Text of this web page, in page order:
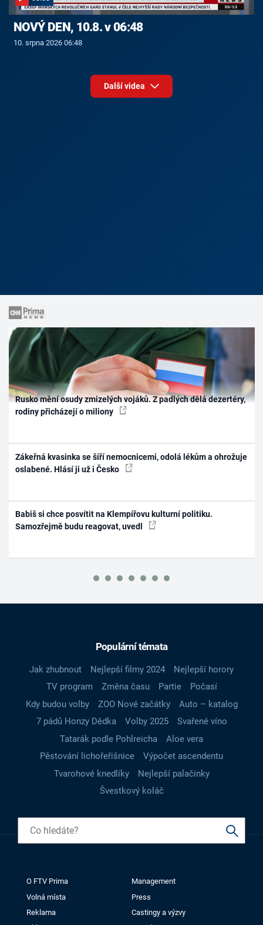
NOVÝ DEN, 10.8. v 06:48
10. srpna 2026 06:48
Další videa
Rusko mění osudy zmizelých vojáků. Z padlých dělá dezertéry,
rodiny přicházejí o miliony
Zákeřná kvasinka se šíří nemocnicemi, odolá lékům a ohrožuje
oslabené. Hlásí ji už i Česko
Babiš si chce posvítit na Klempířovu kulturní politiku.
Samozřejmě budu reagovat, uvedl
Populární témata
Jak zhubnout Nejlepší filmy 2024
Nejlepší horory
TV program
Změna času Partie
Počasí
Kdy budou volby
ZOO Nové začátky
Auto – katalog
7 pádů Honzy Dědka
Volby 2025
Svařené víno
Tatarák podle Pohlreicha
Aloe vera
Pěstování lichořeřišnice
Výpočet ascendentu
Tvarohové knedlíky
Nejlepší palačinky
Švestkový koláč
O FTV Prima
Management
Volná místa
Press
Reklama
Castingy a výzvy